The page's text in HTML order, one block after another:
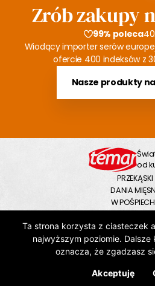
Zrób zakupy
99% poleca
Wiodący importer serów
ofercie 400 indeksów z
Nasze produkty
od
PRZEKĄSKI
DANIA
W
NA DUŻY
ZUPY
OBSERWUJ
Ta strona korzysta z ciasteczek
najwyższym poziomie.
oznacza, że zgadzasz
Akceptuję